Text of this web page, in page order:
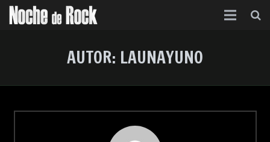
AUTOR: LAUNAYUNO